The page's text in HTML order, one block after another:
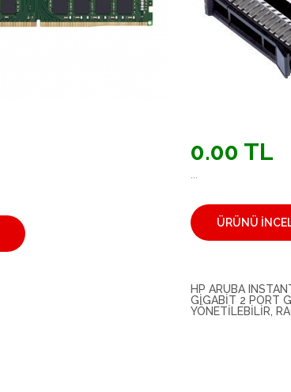
0.00 TL
ÜRÜNÜ
HP ARUBA
GIGABIT 2 PORT
YÖNETILEBILIR,